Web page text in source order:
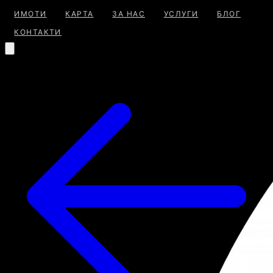
ИМОТИ КАРТА ЗА НАС УСЛУГИ
БЛОГ
КОНТАКТИ